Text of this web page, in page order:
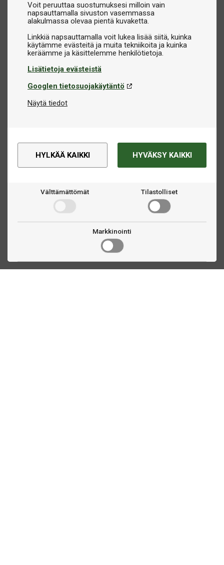
Voit peruuttaa suostumuksesi milloin vain
napsauttamalla sivuston vasemmassa
alakulmassa olevaa pientä kuvaketta.
Linkkiä napsauttamalla voit lukea lisää siitä, kuinka
käytämme evästeitä ja muita tekniikoita ja kuinka
Lisätietoja evästeistä
Googlen tietosuojakäytäntö
Näytä tiedot
HYLKÄÄ KAIKKI HYVÄKSY KAIKKI
Välttämättömät Tilastolliset
Markkinointi